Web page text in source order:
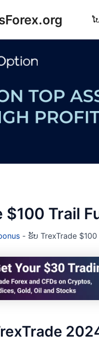
ໂ
$100 Trail
- ຮັບ TrexTrade